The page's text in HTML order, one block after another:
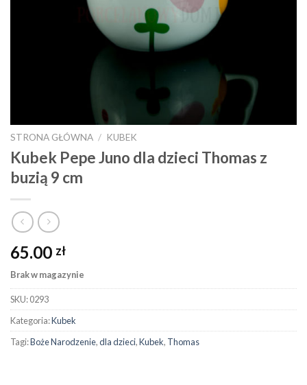
STRONA GŁÓWNA / KUBEK
Kubek Pepe Juno dla dzieci Thomas z
buzią 9 cm
65.00 zł
Brak w magazynie
SKU:0293
Kategoria:Kubek
Tagi:Boże Narodzenie,dla dzieci,Kubek, Thomas